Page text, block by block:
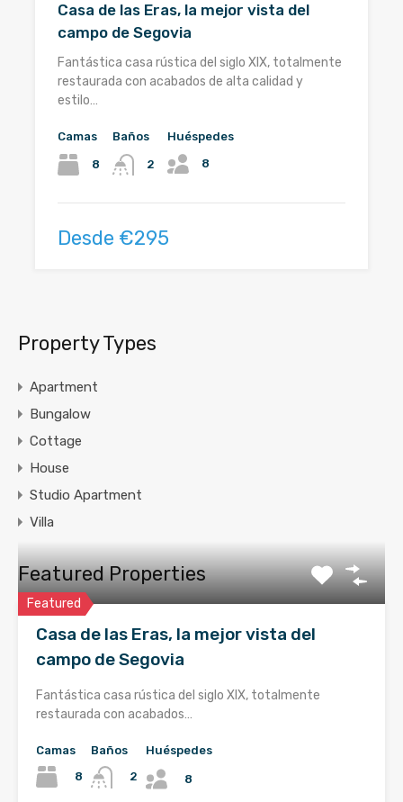
Casa de las Eras, la mejor vista del
campo de Segovia
Fantástica casa rústica del siglo XIX, totalmente
restaurada con acabados de alta calidad y
estilo…
Camas
8
Baños
2
Huéspedes
8
Desde €295
Property Types
Apartment
Bungalow
Cottage
House
Studio Apartment
Villa
Featured Properties
Featured
Casa de las Eras, la mejor vista del
campo de Segovia
Fantástica casa rústica del siglo XIX, totalmente
restaurada con acabados…
Camas
8
Baños
2
Huéspedes
8